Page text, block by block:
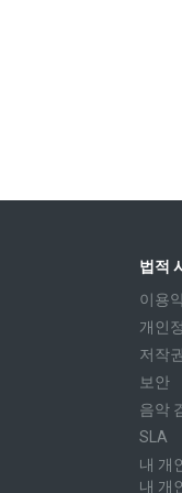
법적
이용
개인
저작
보안
음악
SLA
내 개
내 개